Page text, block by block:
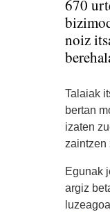
670
noiz
Talaiak
bertan
izaten
zaintzen
Egunak
argiz